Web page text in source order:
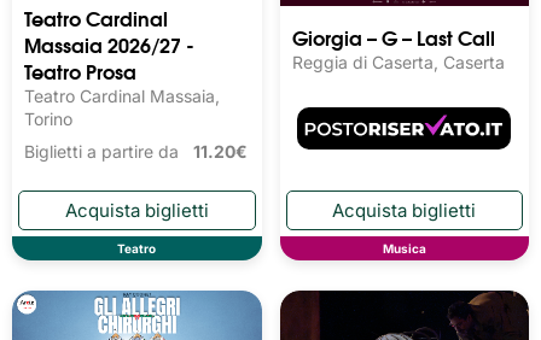
Teatro Cardinal
Massaia 2026/27 -
Teatro Prosa
Teatro Cardinal Massaia,
Torino
Biglietti a partire da 11.20€
Teatro
Giorgia – G – Last Call
Reggia di Caserta, Caserta
Musica